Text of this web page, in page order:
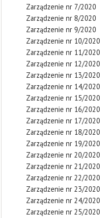
Zarządzenie nr 7/2020
Zarządzenie nr 8/2020
Zarządzenie nr 9/2020
Zarządzenie nr 10/2020
Zarządzenie nr 11/2020
Zarządzenie nr 12/2020
Zarządzenie nr 13/2020
Zarządzenie nr 14/2020
Zarządzenie nr 15/2020
Zarządzenie nr 16/2020
Zarządzenie nr 17/2020
Zarządzenie nr 18/2020
Zarządzenie nr 19/2020
Zarządzenie nr 20/2020
Zarządzenie nr 21/2020
Zarządzenie nr 22/2020
Zarządzenie nr 23/2020
Zarządzenie nr 24/2020
Zarządzenie nr 25/2020